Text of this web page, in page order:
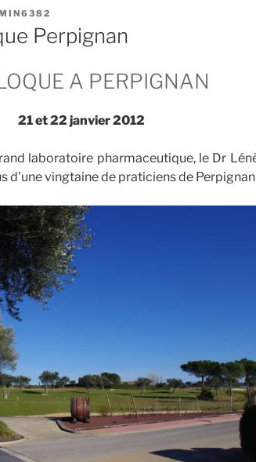
Perpignan
A PERPIGNAN
21 et 22 janvier 2012
laboratoire pharmaceutique, le Dr
d’une vingtaine de praticiens de